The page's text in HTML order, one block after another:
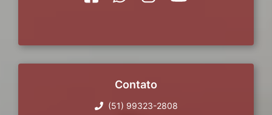
Contato
(51) 99323-2808